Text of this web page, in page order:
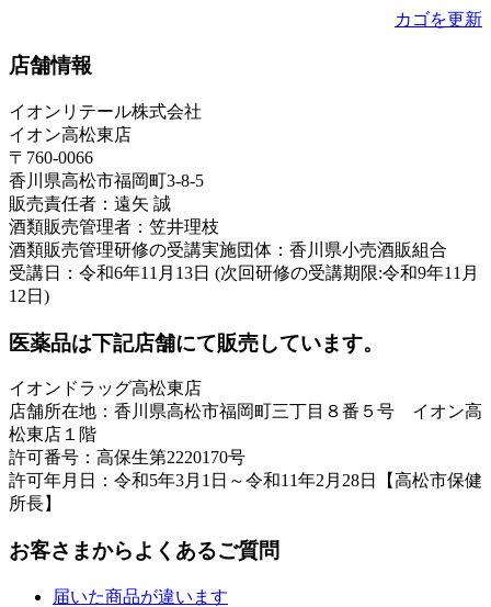
カゴを更新
店舗情報
イオンリテール株式会社
イオン高松東店
〒760-0066
香川県高松市福岡町3-8-5
販売責任者：遠矢 誠
酒類販売管理者：笠井理枝
酒類販売管理研修の受講実施団体：香川県小売酒販組合
受講日：令和6年11月13日 (次回研修の受講期限:令和9年11月
12日)
医薬品は下記店舗にて販売しています。
イオンドラッグ高松東店
店舗所在地：香川県高松市福岡町三丁目８番５号 イオン高
松東店１階
許可番号：高保生第2220170号
許可年月日：令和5年3月1日～令和11年2月28日【高松市保健
所長】
お客さまからよくあるご質問
届いた商品が違います